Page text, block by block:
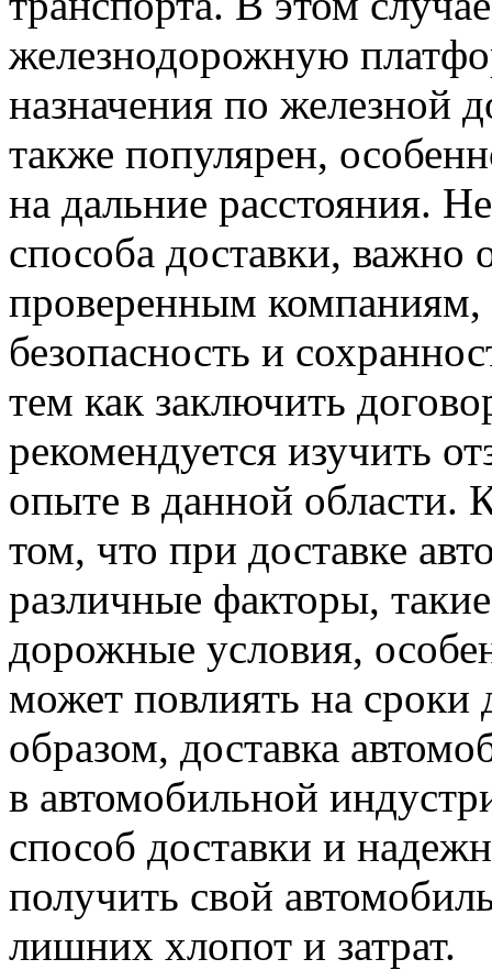
железнодорожную
назначения по железной
также популярен,
на дальние расстояния.
способа доставки,
проверенным компаниям,
безопасность и
тем как заключить
рекомендуется изучить
опыте в данной области.
том, что при доставке
различные факторы,
дорожные условия,
может повлиять на сроки
образом, доставка
в автомобильной
способ доставки и
получить свой
лишних хлопот и затрат.